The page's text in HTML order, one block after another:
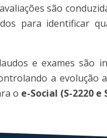
são
para identificar
e exames são
a evolução
o e-Social (S-2220 e